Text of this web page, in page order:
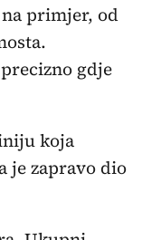
primjer, od
gdje
koja
je zapravo dio